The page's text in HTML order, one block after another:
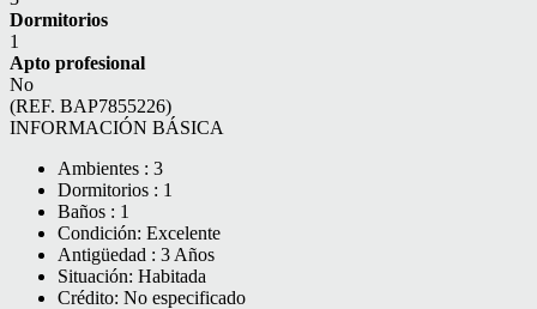
Dormitorios
1
Apto profesional
No
(REF. BAP7855226)
INFORMACIÓN BÁSICA
Ambientes : 3
Dormitorios : 1
Baños : 1
Condición: Excelente
Antigüedad : 3 Años
Situación: Habitada
Crédito: No especificado